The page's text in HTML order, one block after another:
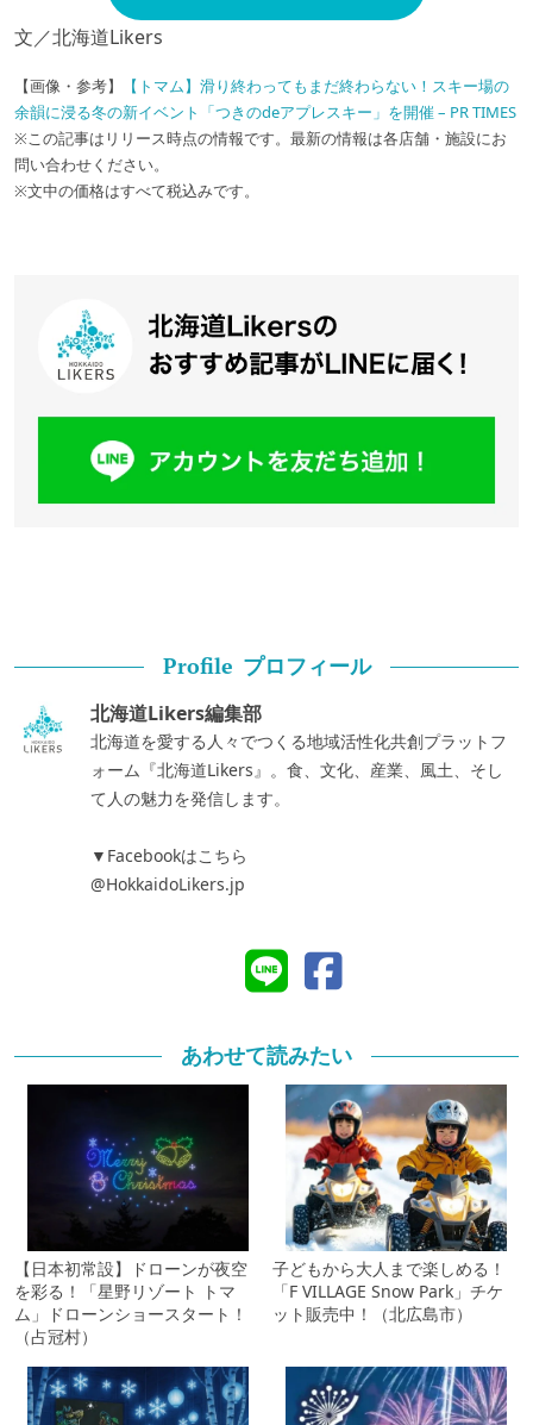
文／北海道Likers
【画像・参考】
【トマム】滑り終わってもまだ終わらない！スキー場の
余韻に浸る冬の新イベント「つきのdeアプレスキー」を開催 – PR TIMES
※この記事はリリース時点の情報です。最新の情報は各店舗・施設にお
問い合わせください。
※文中の価格はすべて税込みです。
Profile プロフィール
北海道Likers編集部
北海道を愛する人々でつくる地域活性化共創プラットフ
ォーム『北海道Likers』。食、文化、産業、風土、そし
て人の魅力を発信します。
▼Facebookはこちら
@HokkaidoLikers.jp
あわせて読みたい
【日本初常設】ドローンが夜空
を彩る！「星野リゾート トマ
ム」ドローンショースタート！
（占冠村）
子どもから大人まで楽しめる！
「F VILLAGE Snow Park」チケ
ット販売中！（北広島市）